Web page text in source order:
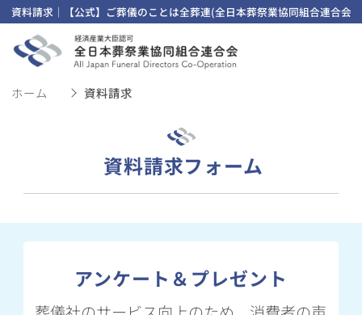
資料請求｜【公式】ご葬儀のことは全葬連(全日本葬祭業協同組合連合会)
ホーム 資料請求
資料請求フォーム
アンケート＆プレゼント